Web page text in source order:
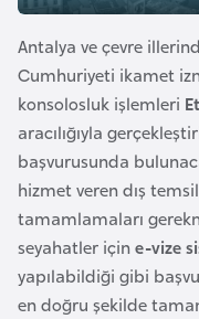
e
İ
ş
l
e
m
l
e
r
i
Antalya ve çevre
Cumhuriyeti ikamet
konsolosluk işlemleri
aracılığıyla
başvurusunda
hizmet veren dış
tamamlamaları
seyahatler içine-vize
yapılabildiği gibi
en doğru şekilde
t
u
r
y
a
A
z
e